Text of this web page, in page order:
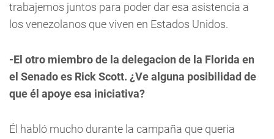
trabajemos juntos para poder dar esa asistencia a
los venezolanos que viven en Estados Unidos.
-El otro miembro de la delegacion de la Florida en
el Senado es Rick Scott. ¿Ve alguna posibilidad de
que él apoye esa iniciativa?
Él habló mucho durante la campaña que queria